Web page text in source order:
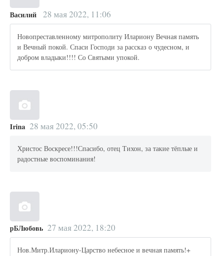
Василий 28 мая 2022, 11:06
Новопреставленному митрополиту Илариону Вечная память
и Вечный покой. Спаси Господи за рассказ о чудесном, и
добром владыки!!!! Со Святыми упокой.
Irina 28 мая 2022, 05:50
Христос Воскресе!!!Спасибо, отец Тихон, за такие тёплые и
радостные воспоминания!
рБЛюбовь 27 мая 2022, 18:20
Нов.Митр.Илариону-Царство небесное и вечная память!+